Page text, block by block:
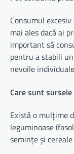
Consumul
mai ales dacă ai
important să
pentru a stabili
nevoile
Care sunt
Există o mulțime
leguminoase
semințe și